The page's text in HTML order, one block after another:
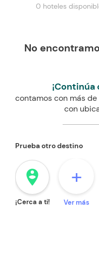
0 hoteles
No
contamos con más de
con
Prueba otro destino
person_pin_circle
¡Cerca a ti!
+
Ver más